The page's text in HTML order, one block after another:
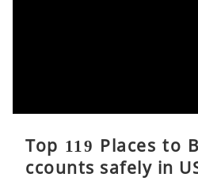
Top 119 Places to
ccounts safely in